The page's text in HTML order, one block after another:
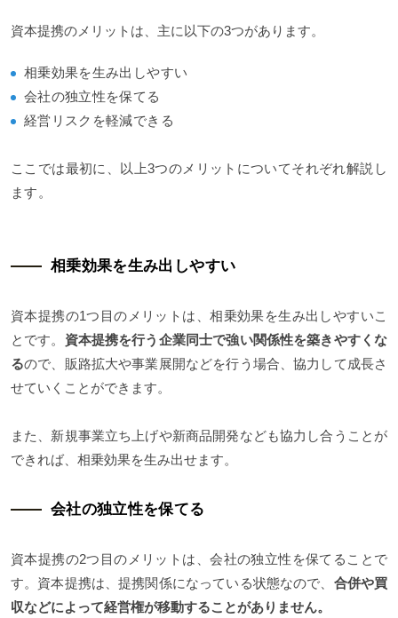
資本提携のメリットは、主に以下の3つがあります。
相乗効果を生み出しやすい
会社の独立性を保てる
経営リスクを軽減できる
ここでは最初に、以上3つのメリットについてそれぞれ解説し
ます。
相乗効果を生み出しやすい
資本提携の1つ目のメリットは、相乗効果を生み出しやすいこ
とです。 資本提携を行う企業同士で強い関係性を築きやすくな
るので、販路拡大や事業展開などを行う場合、協力して成長さ
せていくことができます。
また、新規事業立ち上げや新商品開発なども協力し合うことが
できれば、相乗効果を生み出せます。
会社の独立性を保てる
資本提携の2つ目のメリットは、会社の独立性を保てることで
す。資本提携は、提携関係になっている状態なので、 合併や買
収などによって経営権が移動することがありません。